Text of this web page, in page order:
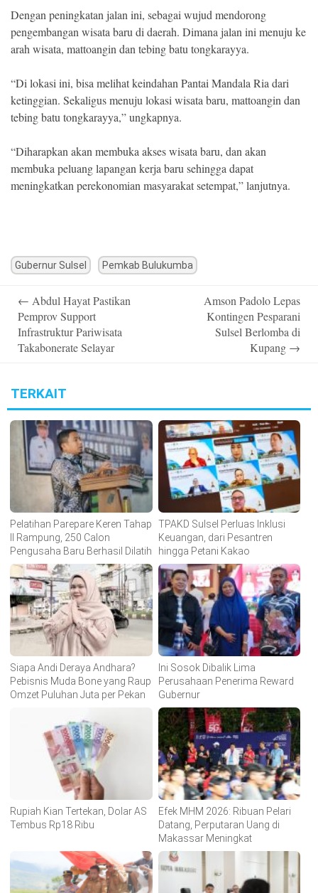
Dengan peningkatan jalan ini, sebagai wujud mendorong
pengembangan wisata baru di daerah. Dimana jalan ini menuju ke
arah wisata, mattoangin dan tebing batu tongkarayya.
“Di lokasi ini, bisa melihat keindahan Pantai Mandala Ria dari
ketinggian. Sekaligus menuju lokasi wisata baru, mattoangin dan
tebing batu tongkarayya,” ungkapnya.
“Diharapkan akan membuka akses wisata baru, dan akan
membuka peluang lapangan kerja baru sehingga dapat
meningkatkan perekonomian masyarakat setempat,” lanjutnya.
Gubernur Sulsel Pemkab Bulukumba
navigation
← Abdul Hayat Pastikan
Pemprov Support
Infrastruktur Pariwisata
Takabonerate Selayar
Amson Padolo Lepas
Kontingen Pesparani
Sulsel Berlomba di
Kupang →
TERKAIT
Pelatihan Parepare Keren Tahap
II Rampung, 250 Calon
Pengusaha Baru Berhasil Dilatih
TPAKD Sulsel Perluas Inklusi
Keuangan, dari Pesantren
hingga Petani Kakao
Siapa Andi Deraya Andhara?
Pebisnis Muda Bone yang Raup
Omzet Puluhan Juta per Pekan
Ini Sosok Dibalik Lima
Perusahaan Penerima Reward
Gubernur
Rupiah Kian Tertekan, Dolar AS
Tembus Rp18 Ribu
Efek MHM 2026: Ribuan Pelari
Datang, Perputaran Uang di
Makassar Meningkat